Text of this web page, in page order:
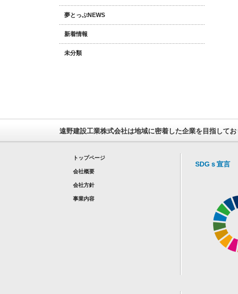
夢とっぷNEWS
新着情報
未分類
遠野建設工業株式会社は地域に密着した企業を目指してお
トップページ
会社概要
会社方針
事業内容
SDGｓ宣言